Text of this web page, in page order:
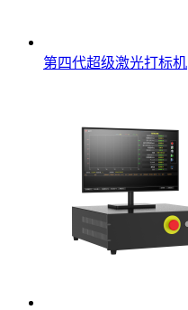
第四代超级激光打标机